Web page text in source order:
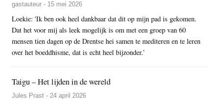
gastauteur - 15 mei 2026
Loekie: 'Ik ben ook heel dankbaar dat dit op mijn pad is gekomen.
Dat het voor mij als leek mogelijk is om met een groep van 60
mensen tien dagen op de Drentse hei samen te mediteren en te leren
over het boeddhisme, dat is echt heel bijzonder.’
Taigu – Het lijden in de wereld
Jules Prast - 24 april 2026